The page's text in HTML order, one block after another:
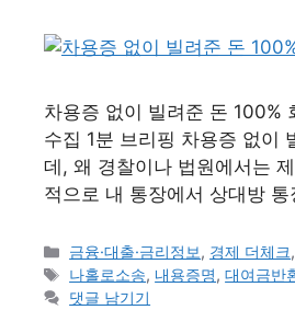
차용증 없이 빌려준 돈 100%
수집 1분 브리핑 차용증 없이
데, 왜 경찰이나 법원에서는
적으로 내 통장에서 상대방
카
테
고
금융·대출·금리정보, 경제 더체크,
태
그
나홀로소송, 내용증명,대여금반
댓글 남기기